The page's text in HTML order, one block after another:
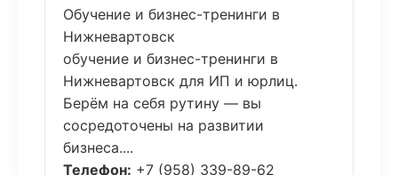
Обучение и бизнес-тренинги в
Нижневартовск
обучение и бизнес-тренинги в
Нижневартовск для ИП и юрлиц.
Берём на себя рутину — вы
сосредоточены на развитии
бизнеса....
Телефон: +7 (958) 339-89-62